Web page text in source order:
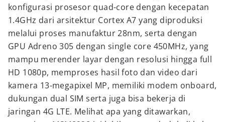
konfigurasi prosesor quad-core dengan kecepatan
1.4GHz dari arsitektur Cortex A7 yang diproduksi
melalui proses manufaktur 28nm, serta dengan
GPU Adreno 305 dengan single core 450MHz, yang
mampu merender layar dengan resolusi hingga full
HD 1080p, memproses hasil foto dan video dari
kamera 13-megapixel MP, memiliki modem onboard,
dukungan dual SIM serta juga bisa bekerja di
jaringan 4G LTE. Melihat apa yang ditawarkan,